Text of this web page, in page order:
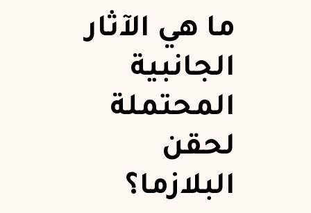
ما هي الآثار
الجانبية
المحتملة
لحقن
البلازما؟